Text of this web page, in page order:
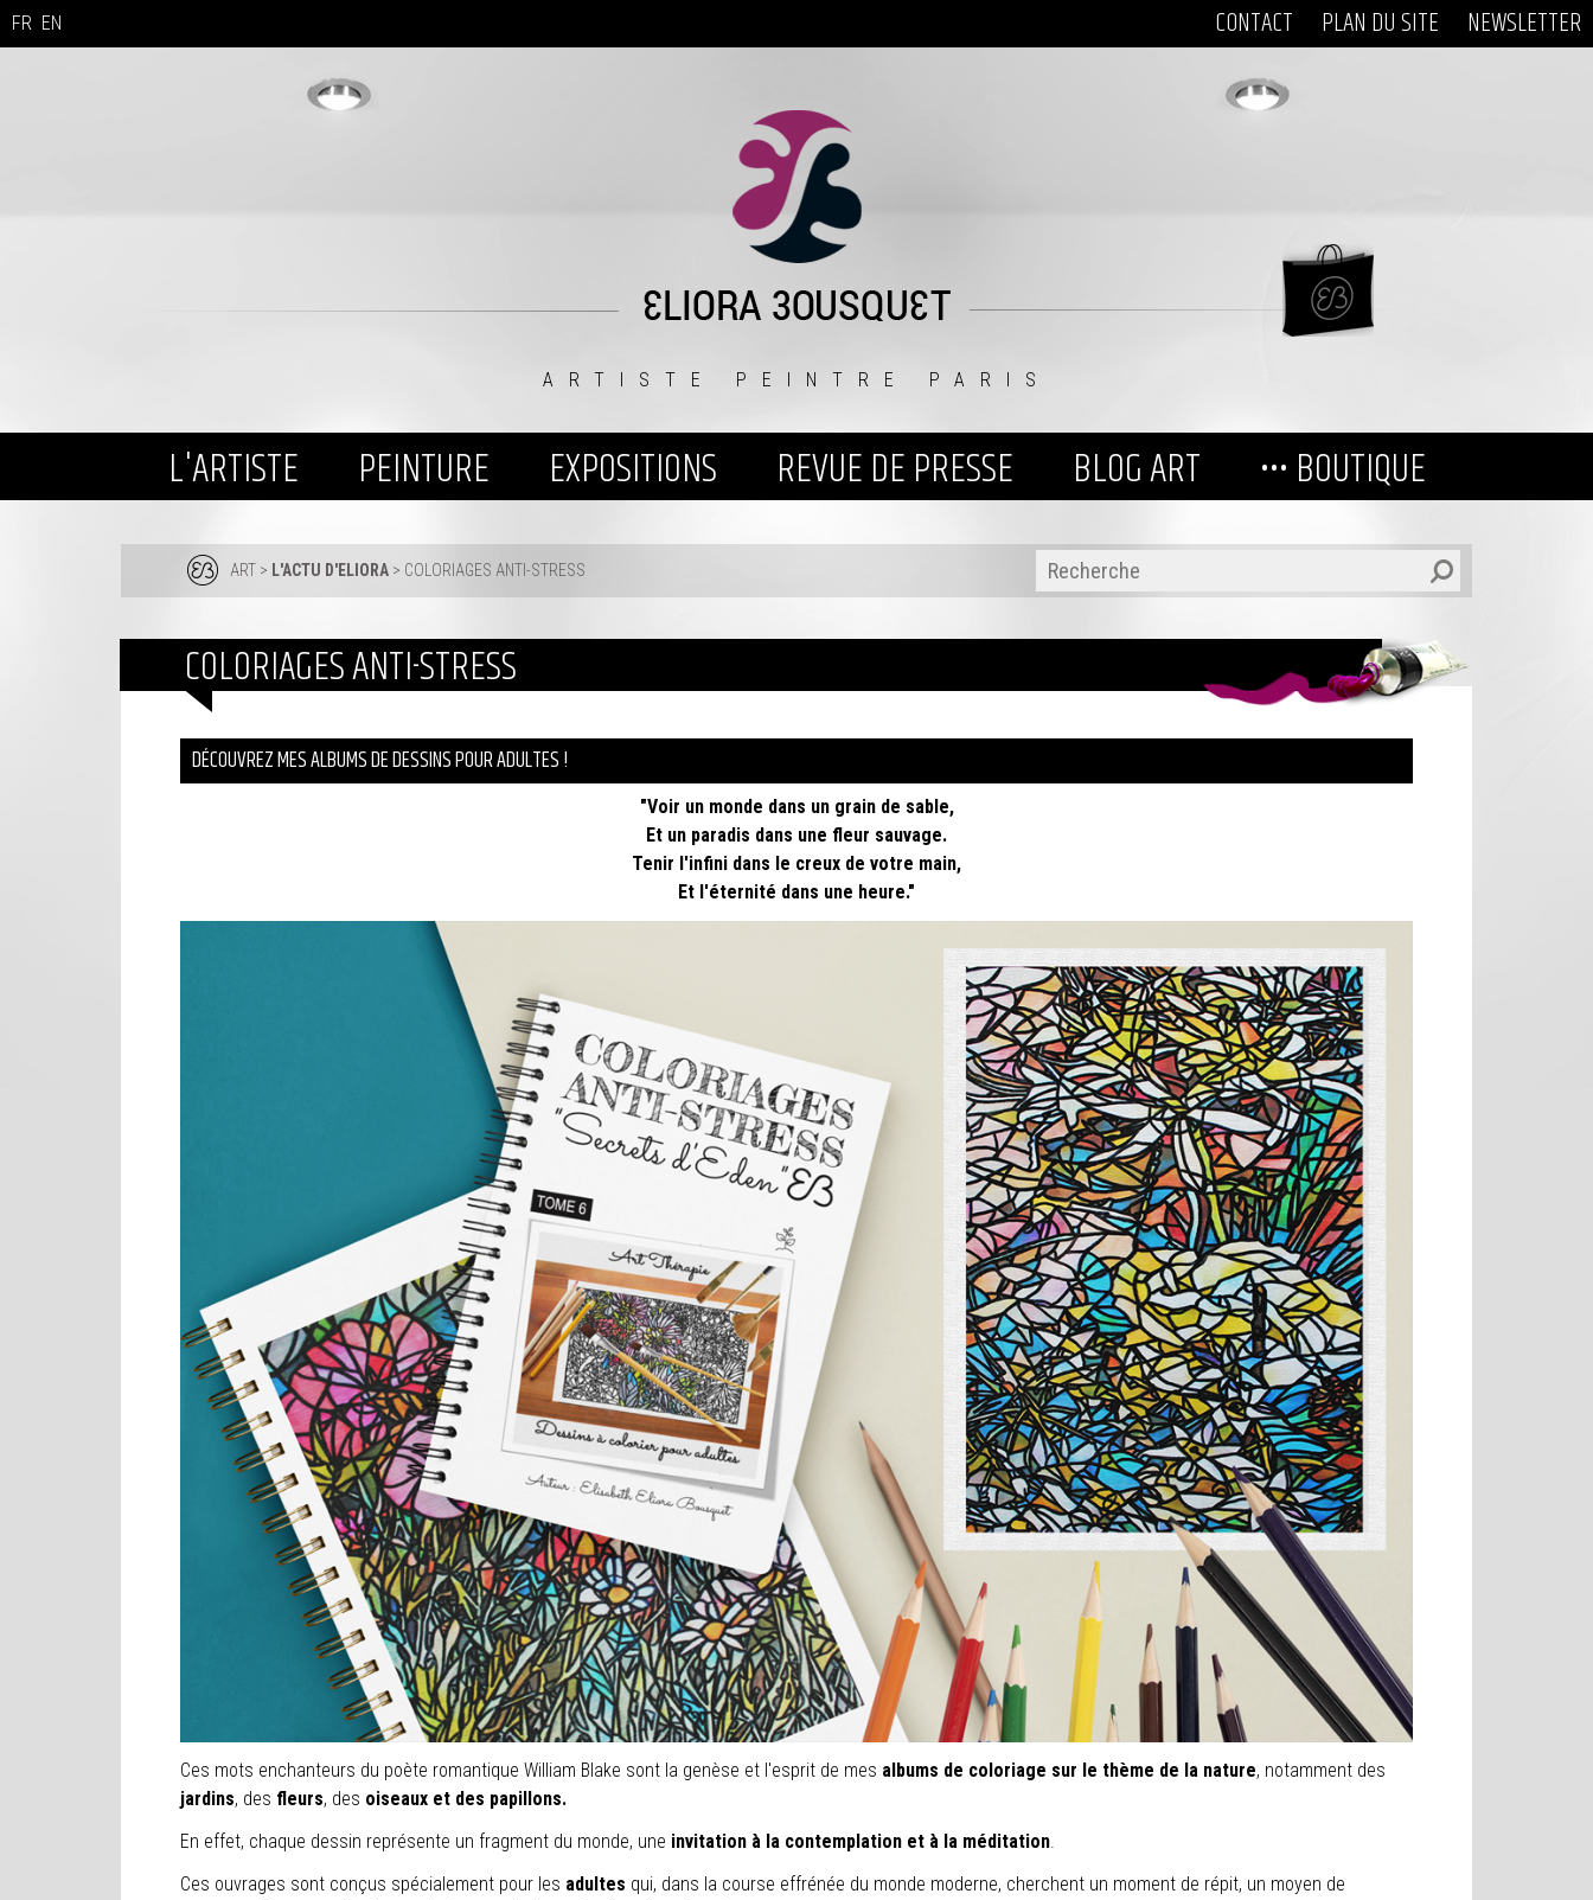
CONTACT PLAN DU SITE NEWSLETTER
FR EN
ARTISTE PEINTRE PARIS
L'ARTISTE PEINTURE EXPOSITIONS REVUE DE PRESSE BLOG ART ••• BOUTIQUE
ART > L'ACTU D'ELIORA > COLORIAGES ANTI-STRESS
COLORIAGES ANTI-STRESS
DÉCOUVREZ MES ALBUMS DE DESSINS POUR ADULTES !
"Voir un monde dans un grain de sable,
Et un paradis dans une fleur sauvage.
Tenir l'infini dans le creux de votre main,
Et l'éternité dans une heure."
Ces mots enchanteurs du poète romantique William Blake sont la genèse et l'esprit de mes albums de coloriage sur le thème de la nature, notamment des
jardins, des fleurs, des oiseaux et des papillons.
En effet, chaque dessin représente un fragment du monde, une invitation à la contemplation et à la méditation.
Ces ouvrages sont conçus spécialement pour les adultes qui, dans la course effrénée du monde moderne, cherchent un moment de répit, un moyen de